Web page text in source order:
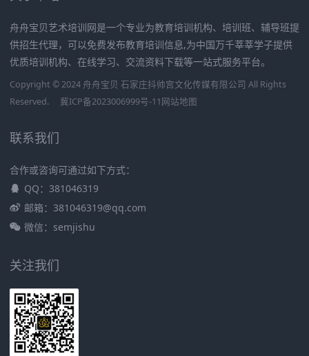
舟舟宝贝艺术培训网是一个专业为教育培训机构、培训班、辅导班提
供招生代理，可以免费发布教育培训信息,为中国万千莘莘学子提供
优质培训机构、在线学习、交流资料下载等一站式服务平台。
Copyright © 2024 舟舟宝贝 石家庄抖帅宫文化传媒有限公司 All Rights
Reserved.
冀ICP备2023006999号-11网站地图
联系我们
合作或咨询可通过如下方式：
QQ：381046319
邮箱：381046319@qq.com
微信：semjishu
关注我们